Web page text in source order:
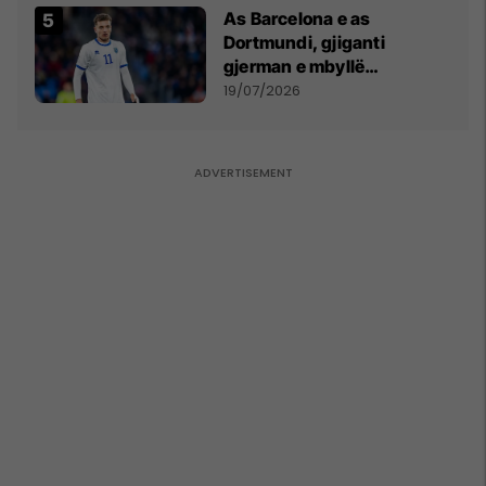
As Barcelona e as
Dortmundi, gjiganti
gjerman e mbyllë
marrëveshjen për Fisnik
19/07/2026